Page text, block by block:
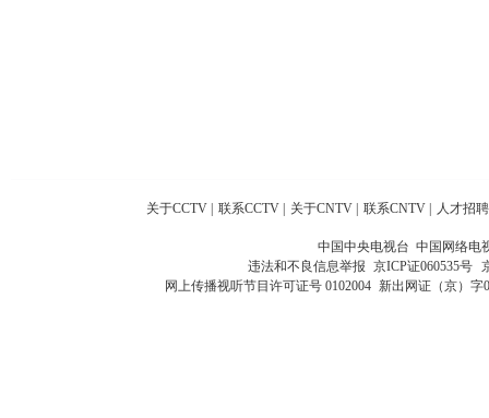
关于CCTV 联系CCTV 关于CNTV 联系CNTV 人才招聘
中国中央电视台 中国网络电
违法和不良信息举报 京ICP证060535号
网上传播视听节目许可证号 0102004 新出网证（京）